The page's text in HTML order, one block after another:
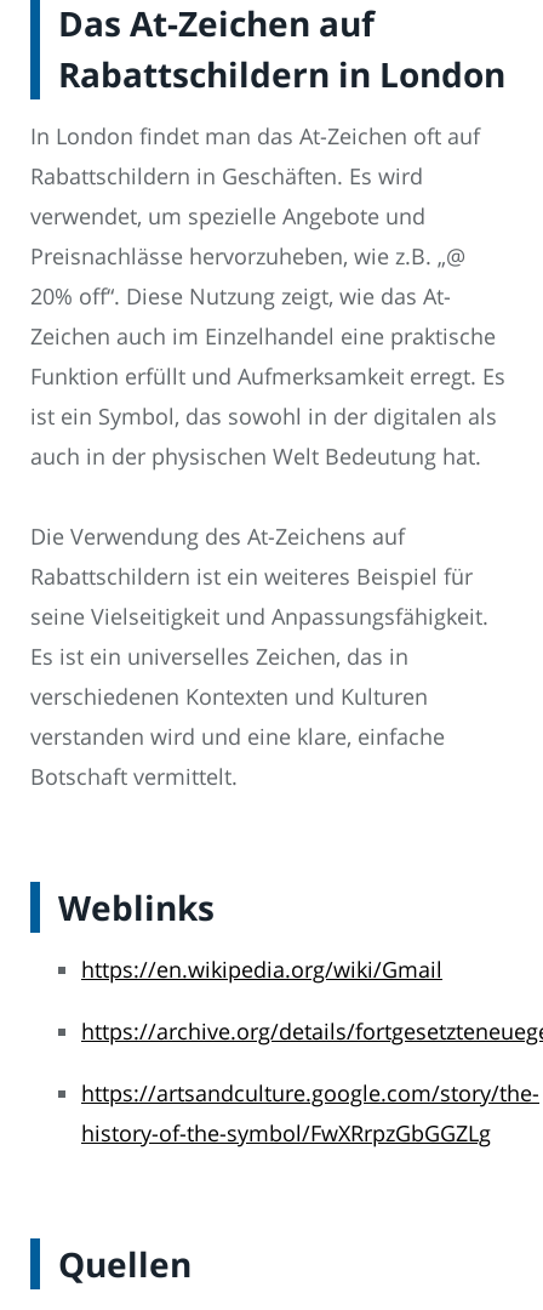
Das At-Zeichen auf
Rabattschildern in London
In London findet man das At-Zeichen oft auf
Rabattschildern in Geschäften. Es wird
verwendet, um spezielle Angebote und
Preisnachlässe hervorzuheben, wie z.B. „@
20% off“. Diese Nutzung zeigt, wie das At-
Zeichen auch im Einzelhandel eine praktische
Funktion erfüllt und Aufmerksamkeit erregt. Es
ist ein Symbol, das sowohl in der digitalen als
auch in der physischen Welt Bedeutung hat.
Die Verwendung des At-Zeichens auf
Rabattschildern ist ein weiteres Beispiel für
seine Vielseitigkeit und Anpassungsfähigkeit.
Es ist ein universelles Zeichen, das in
verschiedenen Kontexten und Kulturen
verstanden wird und eine klare, einfache
Botschaft vermittelt.
Weblinks
https://en.wikipedia.org/wiki/Gmail
https://archive.org/details/
https://artsandculture.google.com/story/the-
history-of-the-symbol/FwXRrpzGbGGZLg
Quellen